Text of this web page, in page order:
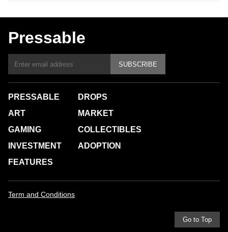
Pressable
SUBSCRIBE
PRESSABLE
ART
GAMING
INVESTMENT
FEATURES
DROPS
MARKET
COLLECTIBLES
ADOPTION
Term and Conditions
Go to Top